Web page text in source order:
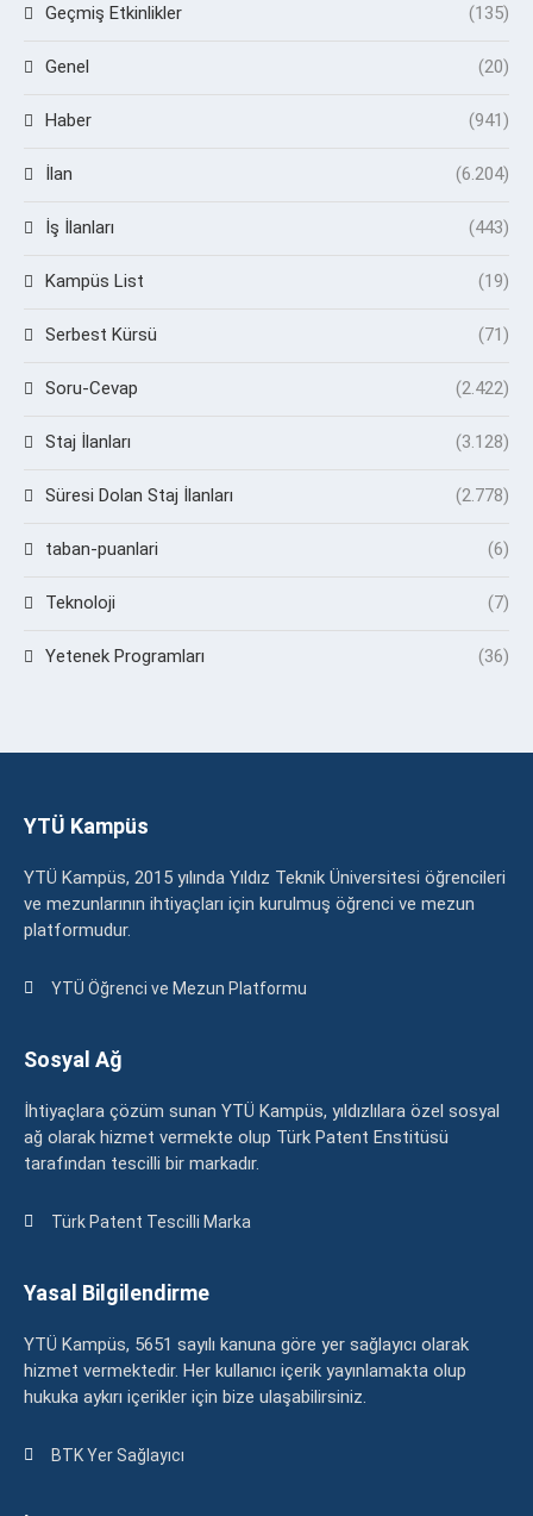
Geçmiş Etkinlikler (135)
Genel (20)
Haber (941)
İlan (6.204)
İş İlanları (443)
Kampüs List (19)
Serbest Kürsü (71)
Soru-Cevap (2.422)
Staj İlanları (3.128)
Süresi Dolan Staj İlanları (2.778)
taban-puanlari (6)
Teknoloji (7)
Yetenek Programları (36)
YTÜ Kampüs
YTÜ Kampüs, 2015 yılında Yıldız Teknik Üniversitesi öğrencileri
ve mezunlarının ihtiyaçları için kurulmuş öğrenci ve mezun
platformudur.
YTÜ Öğrenci ve Mezun Platformu
Sosyal Ağ
İhtiyaçlara çözüm sunan YTÜ Kampüs, yıldızlılara özel sosyal
ağ olarak hizmet vermekte olup Türk Patent Enstitüsü
tarafından tescilli bir markadır.
Türk Patent Tescilli Marka
Yasal Bilgilendirme
YTÜ Kampüs, 5651 sayılı kanuna göre yer sağlayıcı olarak
hizmet vermektedir. Her kullanıcı içerik yayınlamakta olup
hukuka aykırı içerikler için bize ulaşabilirsiniz.
BTK Yer Sağlayıcı